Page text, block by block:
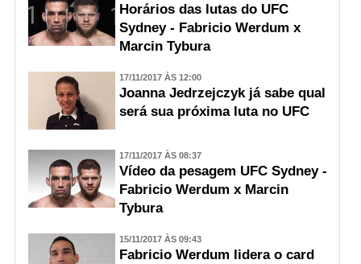
Horários das lutas do UFC
Sydney - Fabricio Werdum x
Marcin Tybura
17/11/2017 ÀS 12:00
Joanna Jedrzejczyk já sabe qual
será sua próxima luta no UFC
17/11/2017 ÀS 08:37
Vídeo da pesagem UFC Sydney -
Fabricio Werdum x Marcin
Tybura
15/11/2017 ÀS 09:43
Fabricio Werdum lidera o card